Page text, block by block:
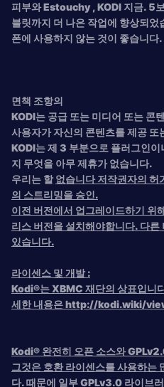
피부와 Estouchy , KODI 지금. 5
블릿까지 더 나은 작업에 향상되었
폰에 사용하지 않는 것이 좋습니다.
면책 조항의
KODI는 공급 또는 미디어 또는 콘
사용자가 자신의 콘텐츠를 제공
KODI는 제 3 부분으로 플러그인
지 무엇을 아무 제휴가 없습니다.
우리는 할 없습니다 저작권자의 허
의 스트리밍을 승인.
이전 버전에서 업그레이드하기 위
리스 버전을 설치해야합니다. 다
있습니다.
라이센스 및 개발 :
Kodi®는 XBMC 재단의 상표입니
세한 내용은 http://kodi.wiki/
Kodi® 완전히 오픈 소스와
그것은 호환 라이센스를 사용하는
다. 때문에 일부 GPLv3.0 라이브